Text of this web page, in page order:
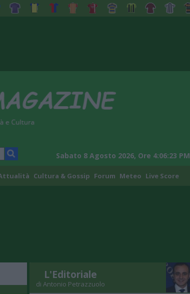
Sabato 8 Agosto 2026, Ore 4:06:24 PM
Cultura & Gossip Forum Meteo Live Score
L'Editoriale
di Antonio Petrazzuolo